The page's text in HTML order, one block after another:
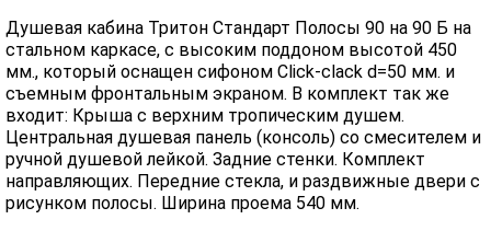
Душевая кабина Тритон Стандарт Полосы 90 на 90 Б на
стальном каркасе, с высоким поддоном высотой 450
мм., который оснащен сифоном Click-clack d=50 мм. и
съемным фронтальным экраном. В комплект так же
входит: Крыша с верхним тропическим душем.
Центральная душевая панель (консоль) со смесителем и
ручной душевой лейкой. Задние стенки. Комплект
направляющих. Передние стекла, и раздвижные двери с
рисунком полосы. Ширина проема 540 мм.